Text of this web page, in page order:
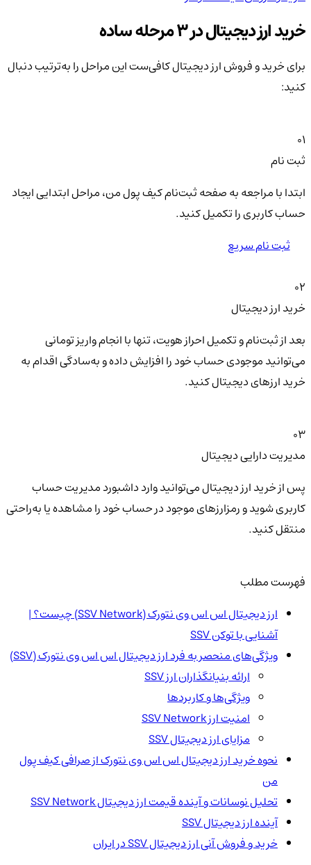
خرید ارز دیجیتال در 3 مرحله ساده
برای خرید و فروش ارز دیجیتال کافی‌ست این مراحل را به‌ترتیب دنبال
کنید:
01
ثبت نام
ابتدا با مراجعه به صفحه ثبت‌نام کیف‌ پول من، مراحل ابتدایی ایجاد
حساب کاربری را تکمیل کنید.
ثبت نام سریع
02
خرید ارز دیجیتال
بعد از ثبت‌نام و تکمیل احراز هویت، تنها با انجام واریز تومانی
می‌توانید موجودی حساب خود را افزایش داده و به‌سادگی اقدام به
خرید ارزهای دیجیتال کنید.
03
مدیریت دارایی دیجیتال
پس از خرید ارز دیجیتال می‌توانید وارد داشبورد مدیریت حساب
کاربری شوید و رمزارزهای موجود در حساب خود را مشاهده یا به‌راحتی
منتقل کنید.
فهرست مطلب
ارز دیجیتال اس اس وی نتورک (SSV Network) چیست؟ |
آشنایی با توکن SSV
ویژگی‌های منحصر به فرد ارز دیجیتال اس اس وی نتورک (SSV)
ارائه بنیانگذاران ارز SSV
ویژگی‌ها و کاربردها
امنیت ارز SSV Network
مزایای ارز دیجیتال SSV
نحوه خرید ارز دیجیتال اس اس وی نتورک از صرافی کیف پول
من
تحلیل نوسانات و آینده قیمت ارز دیجیتال SSV Network
آینده ارز دیجیتال SSV
خرید و فروش آنی ارز دیجیتال SSV در ایران